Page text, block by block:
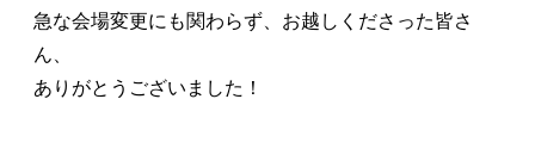
急な会場変更にも関わらず、お越しくださった皆さ
ん、
ありがとうございました！